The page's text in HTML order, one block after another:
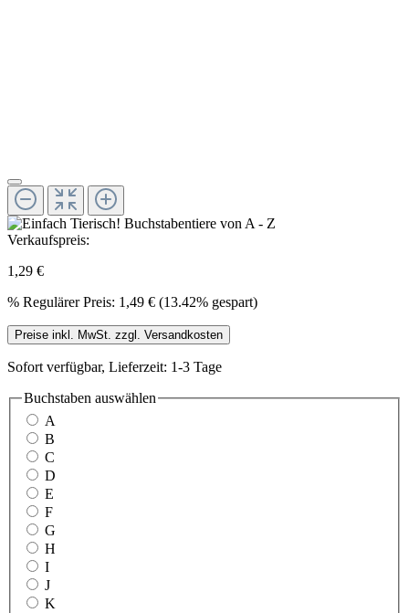
Verkaufspreis:
1,29 €
% Regulärer Preis: 1,49 € (13.42% gespart)
Preise inkl. MwSt. zzgl. Versandkosten
Sofort verfügbar, Lieferzeit: 1-3 Tage
Buchstaben auswählen
A
B
C
D
E
F
G
H
I
J
K